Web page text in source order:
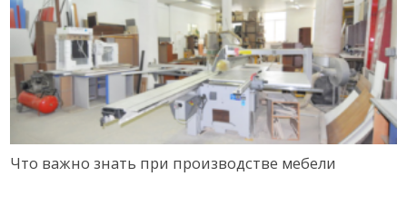
Что важно знать при производстве мебели